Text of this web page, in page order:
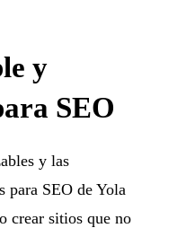
y
SEO
y las
para SEO de Yola
crear sitios que no